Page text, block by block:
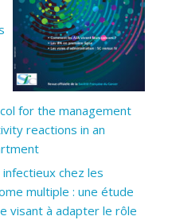
for the management
reactions in an
chez les
multiple : une étude
visant à adapter le rôle